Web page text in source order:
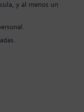
y al menos un